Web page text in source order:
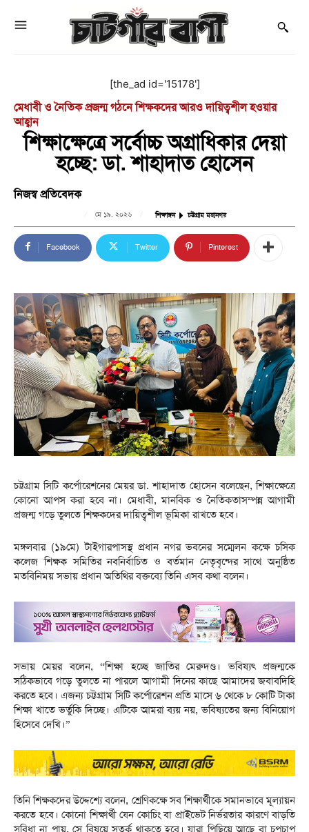
[the_ad id='15178']
মেধাবী ও নৈতিক প্রজন্ম গঠনে শিক্ষকদের আরও দায়িত্বশীল হওয়ার
আহ্বান
শিক্ষাক্ষেত্রে সর্বোচ্চ অগ্রাধিকার দেয়া
হচ্ছে: ডা. শাহাদাত হোসেন
নিজস্ব প্রতিবেদক
মে ১৯, ২০২৬ শিক্ষাঙ্গন চট্টগ্রাম মহানগর
Facebook Twitter Pinterest
চট্টগ্রাম সিটি কর্পোরেশনের মেয়র ডা. শাহাদাত হোসেন বলেছেন, শিক্ষাক্ষেত্রে
কোনো আপস করা হবে না। মেধাবী, মানবিক ও নৈতিকতাসম্পন্ন আগামী
প্রজন্ম গড়ে তুলতে শিক্ষকদের দায়িত্বশীল ভূমিকা রাখতে হবে।
মঙ্গলবার (১৯মে) টাইগারপাসস্থ প্রধান নগর ভবনের সম্মেলন কক্ষে চসিক
কলেজ শিক্ষক সমিতির নবনির্বাচিত ও বর্তমান নেতৃবৃন্দের সাথে অনুষ্ঠিত
মতবিনিময় সভায় প্রধান অতিথির বক্তব্যে তিনি এসব কথা বলেন।
সভায় মেয়র বলেন, “শিক্ষা হচ্ছে জাতির মেরুদণ্ড। ভবিষ্যৎ প্রজন্মকে
সঠিকভাবে গড়ে তুলতে না পারলে আগামী দিনের কাছে আমাদের জবাবদিহি
করতে হবে। এজন্য চট্টগ্রাম সিটি কর্পোরেশন প্রতি মাসে ৬ থেকে ৮ কোটি টাকা
শিক্ষা খাতে ভর্তুকি দিচ্ছে। এটিকে আমরা ব্যয় নয়, ভবিষ্যতের জন্য বিনিয়োগ
হিসেবে দেখি।”
তিনি শিক্ষকদের উদ্দেশ্যে বলেন, শ্রেণিকক্ষে সব শিক্ষার্থীকে সমানভাবে মূল্যায়ন
করতে হবে। কোনো শিক্ষার্থী যেন কোচিং বা প্রাইভেট নির্ভরতার কারণে বাড়তি
সুবিধা না পায়, সে বিষয়ে সতর্ক থাকতে হবে। যারা পিছিয়ে আছে বা চুপচাপ